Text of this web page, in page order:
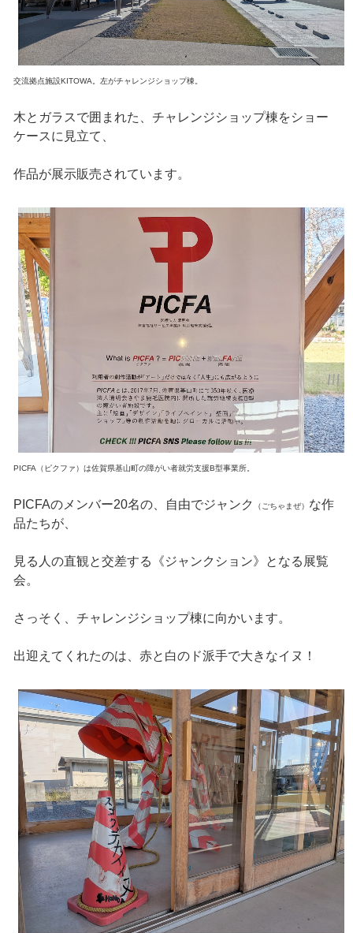
交流拠点施設KITOWA。左がチャレンジショップ棟。
木とガラスで囲まれた、チャレンジショップ棟をショー
ケースに見立て、
作品が展示販売されています。
PICFA（ピクファ）は佐賀県基山町の障がい者就労支援B型事業所。
PICFAのメンバー20名の、自由でジャンク （ごちゃまぜ） な作
品たちが、
見る人の直観と交差する《ジャンクション》となる展覧
会。
さっそく、チャレンジショップ棟に向かいます。
出迎えてくれたのは、赤と白のド派手で大きなイヌ！